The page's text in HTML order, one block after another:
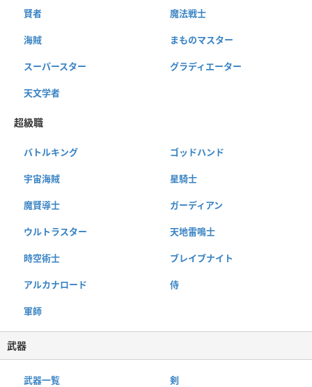
賢者 魔法戦士
海賊 まものマスター
スーパースター グラディエーター
天文学者
超級職
バトルキング ゴッドハンド
宇宙海賊 星騎士
魔賢導士 ガーディアン
ウルトラスター 天地雷鳴士
時空術士 ブレイブナイト
アルカナロード 侍
軍師
武器
武器一覧 剣